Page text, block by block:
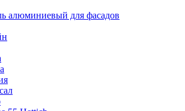
алюминиевый для фасадов